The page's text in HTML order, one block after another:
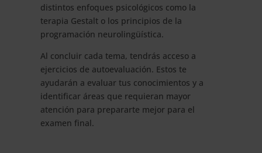
distintos enfoques psicológicos como la
terapia Gestalt o los principios de la
programación neurolingüística.
Al concluir cada tema, tendrás acceso a
ejercicios de autoevaluación. Estos te
ayudarán a evaluar tus conocimientos y a
identificar áreas que requieran mayor
atención para prepararte mejor para el
examen final.